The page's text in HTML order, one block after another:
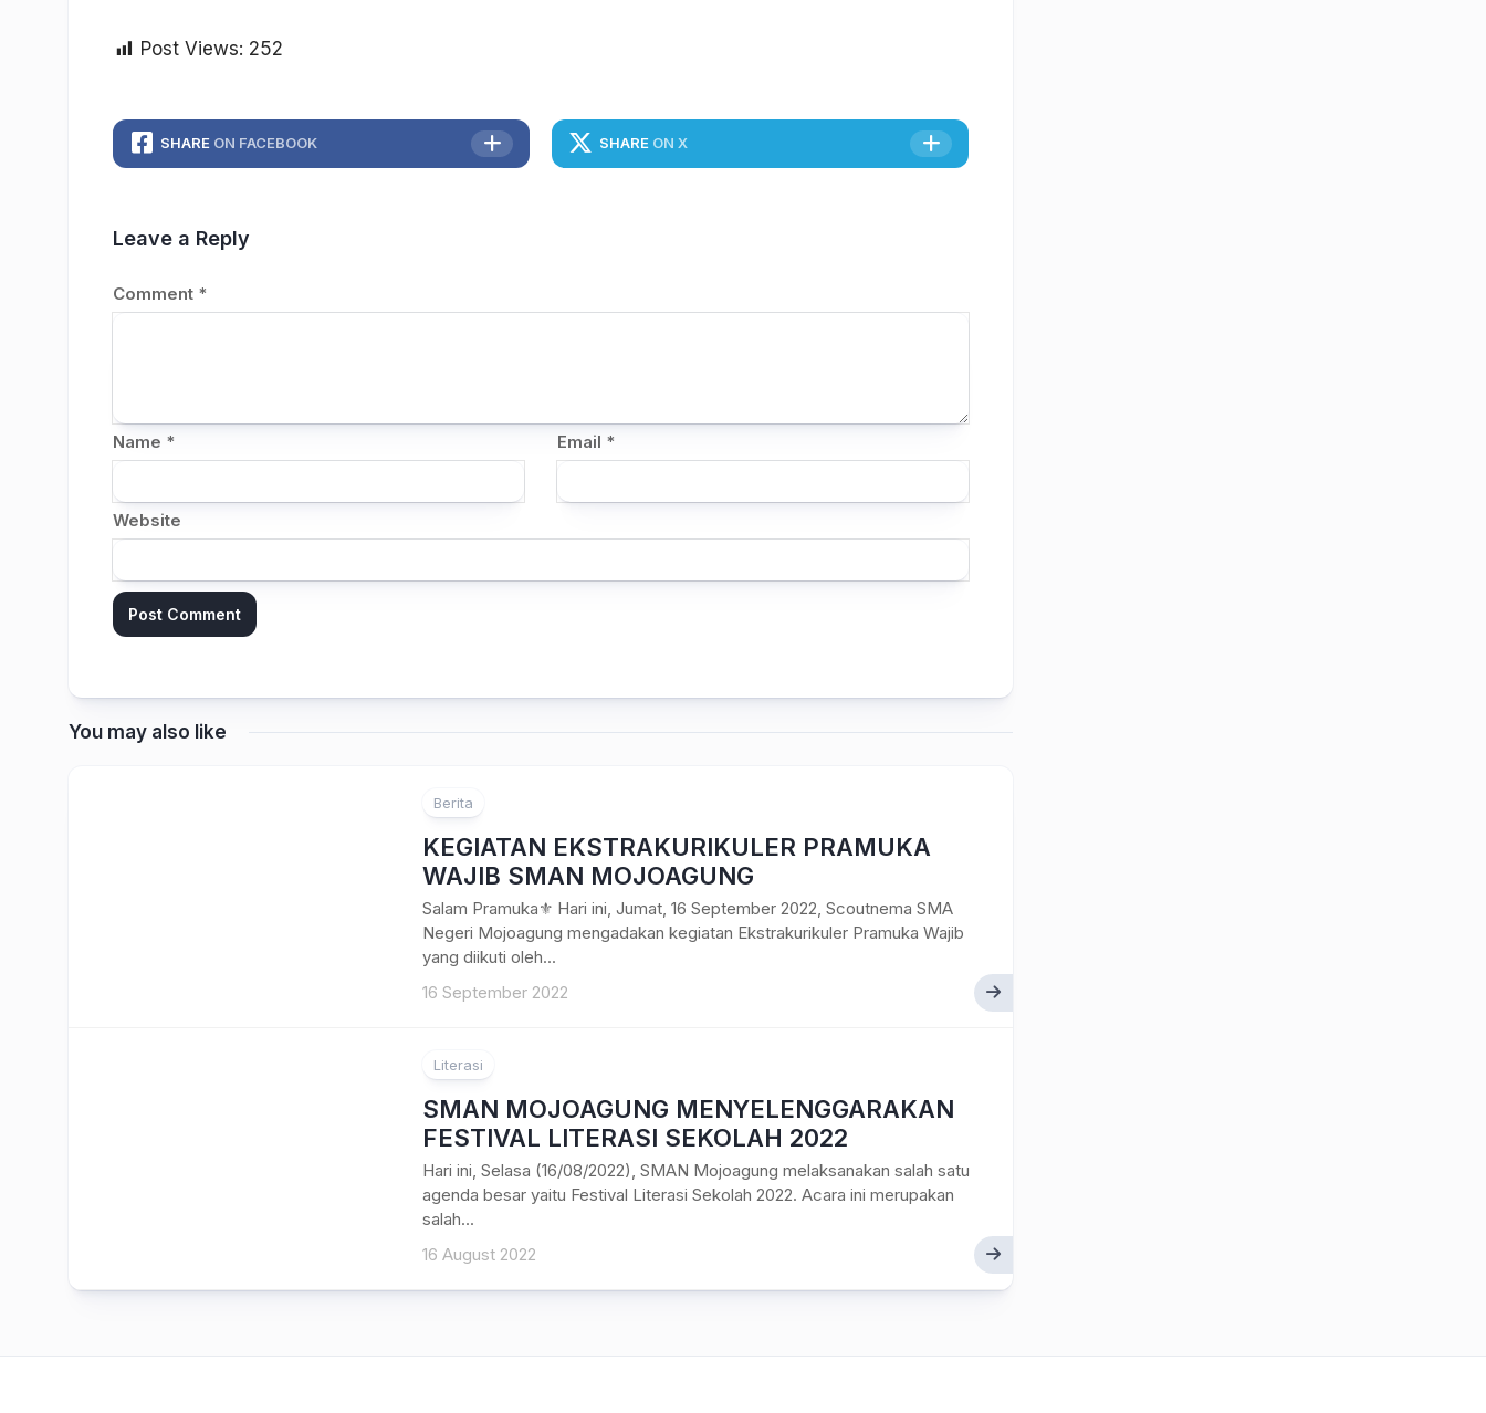
Post Views: 252
SHARE ON FACEBOOK SHARE ON X
Leave a Reply
Comment *
Name * Email *
Website
You may also like
Berita
KEGIATAN EKSTRAKURIKULER PRAMUKA
WAJIB SMAN MOJOAGUNG
Salam Pramuka⚜️ Hari ini, Jumat, 16 September 2022, Scoutnema SMA
Negeri Mojoagung mengadakan kegiatan Ekstrakurikuler Pramuka Wajib
yang diikuti oleh...
16 September 2022
Literasi
SMAN MOJOAGUNG MENYELENGGARAKAN
FESTIVAL LITERASI SEKOLAH 2022
Hari ini, Selasa (16/08/2022), SMAN Mojoagung melaksanakan salah satu
agenda besar yaitu Festival Literasi Sekolah 2022. Acara ini merupakan
salah...
16 August 2022